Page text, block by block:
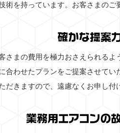
術を持っています。お客さまの
確かな提案
さまの費用を極力おさえられる
合わせたプランをご提案させて
だきますので、遠慮なくお申し付
業務用エアコンの